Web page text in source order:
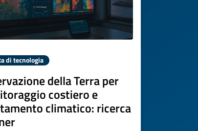
di tecnologia
della Terra per
costiero e
climatico: ricerca